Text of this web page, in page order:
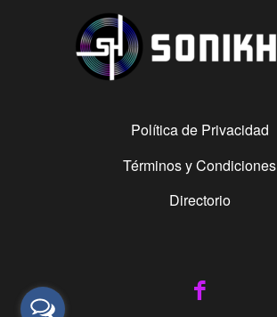
Política de Privacidad
Términos y Condiciones
Directorio